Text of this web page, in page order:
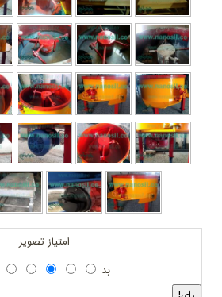
امتیاز تصویر
بد